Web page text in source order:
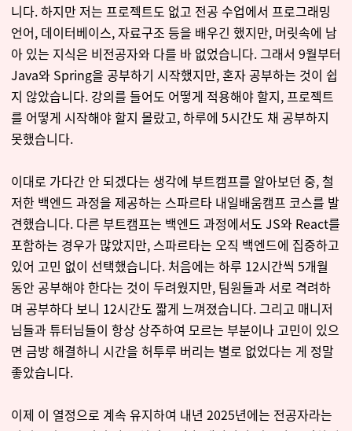
니다. 하지만 저는 프로젝트도 없고 전공 수업에서 프로그래밍
언어, 데이터베이스, 자료구조 등을 배우긴 했지만, 머릿속에 남
아 있는 지식은 비전공자와 다를 바 없었습니다. 그래서 9월부터
Java와 Spring을 공부하기 시작했지만, 혼자 공부하는 것이 쉽
지 않았습니다. 강의를 들어도 어떻게 적용해야 할지, 프로젝트
를 어떻게 시작해야 할지 몰랐고, 하루에 5시간도 채 공부하지
못했습니다.
이대로 가다간 안 되겠다는 생각에 부트캠프를 알아보던 중, 철
저한 백엔드 과정을 제공하는 스파르타 내일배움캠프 코스를 발
견했습니다. 다른 부트캠프는 백엔드 과정에서도 JS와 React를
포함하는 경우가 많았지만, 스파르타는 오직 백엔드에 집중하고
있어 고민 없이 선택했습니다. 처음에는 하루 12시간씩 5개월
동안 공부해야 한다는 것이 두려웠지만, 팀원들과 서로 격려하
며 공부하다 보니 12시간도 짧게 느껴졌습니다. 그리고 매니저
님들과 튜터님들이 항상 상주하여 모르는 부분이나 고민이 있으
면 금방 해결하니 시간을 허투루 버리는 별로 없었다는 게 정말
좋았습니다.
이제 이 열정으로 계속 유지하여 내년 2025년에는 전공자라는